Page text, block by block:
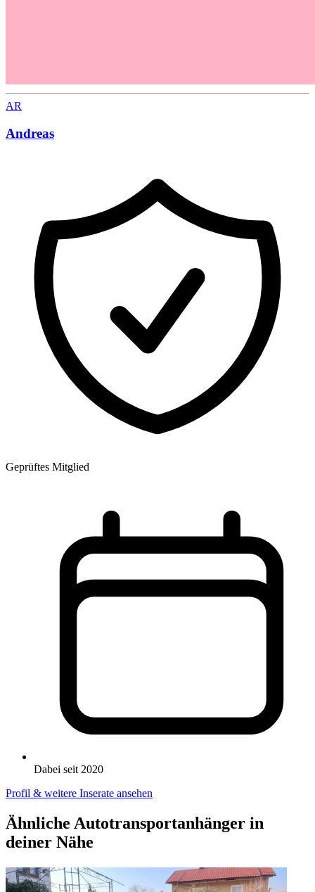
AR
Andreas
Geprüftes Mitglied
Dabei seit 2020
Profil & weitere Inserate ansehen
Ähnliche Autotransportanhänger in
deiner Nähe